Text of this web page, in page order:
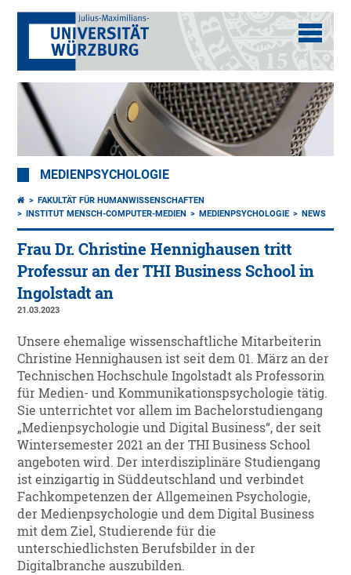
MEDIENPSYCHOLOGIE
FAKULTÄT FÜR HUMANWISSENSCHAFTEN
INSTITUT MENSCH-COMPUTER-MEDIEN
MEDIENPSYCHOLOGIE NEWS
Frau Dr. Christine Hennighausen tritt
Professur an der THI Business School in
Ingolstadt an
21.03.2023
Unsere ehemalige wissenschaftliche Mitarbeiterin
Christine Hennighausen ist seit dem 01. März an der
Technischen Hochschule Ingolstadt als Professorin
für Medien- und Kommunikationspsychologie tätig.
Sie unterrichtet vor allem im Bachelorstudiengang
„Medienpsychologie und Digital Business“, der seit
Wintersemester 2021 an der THI Business School
angeboten wird. Der interdisziplinäre Studiengang
ist einzigartig in Süddeutschland und verbindet
Fachkompetenzen der Allgemeinen Psychologie,
der Medienpsychologie und dem Digital Business
mit dem Ziel, Studierende für die
unterschiedlichsten Berufsbilder in der
Digitalbranche auszubilden.